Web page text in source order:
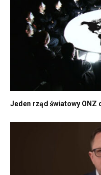
Jeden rząd światowy ONZ